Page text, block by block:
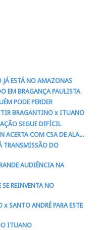
JÁ ESTÁ NO AMAZONAS
EM BRAGANÇA PAULISTA
PODE PERDER
BRAGANTINO x ITUANO
SEGUE DIFÍCIL
ACERTA COM CSA DE ALA...
TRANSMISSÃO DO
AUDIÊNCIA NA
REINVENTA NO
SANTO ANDRÉ PARA ESTE
ITUANO